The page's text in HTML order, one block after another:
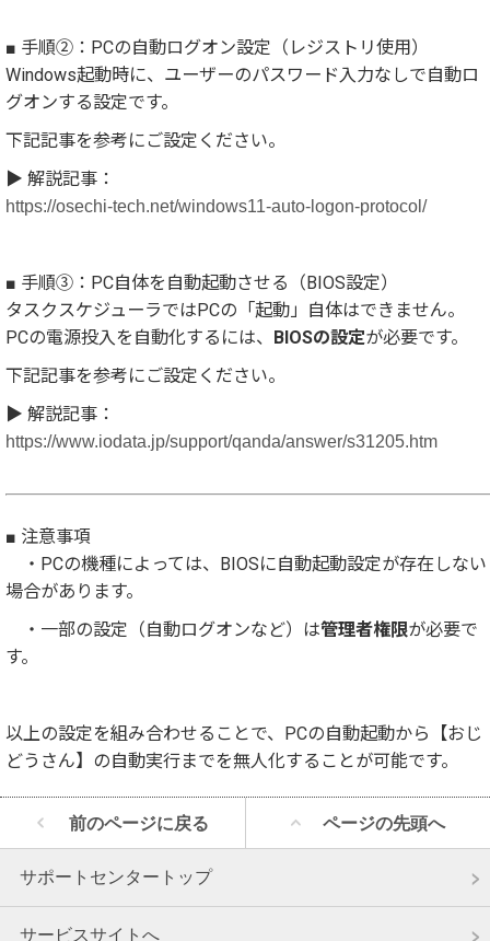
■ 手順②：PCの自動ログオン設定（レジストリ使用）
Windows起動時に、ユーザーのパスワード入力なしで自動ロ
グオンする設定です。
下記記事を参考にご設定ください。
▶ 解説記事：
https://osechi-tech.net/windows11-auto-logon-protocol/
■ 手順③：PC自体を自動起動させる（BIOS設定）
タスクスケジューラではPCの「起動」自体はできません。
PCの電源投入を自動化するには、 BIOSの設定が必要です。
下記記事を参考にご設定ください。
▶ 解説記事：
https://www.iodata.jp/support/qanda/answer/s31205.htm
■ 注意事項
・PCの機種によっては、BIOSに自動起動設定が存在しない
場合があります。
・一部の設定（自動ログオンなど）は管理者権限が必要で
す。
以上の設定を組み合わせることで、PCの自動起動から【おじ
どうさん】の自動実行までを無人化することが可能です。
前のページに戻る ページの先頭へ
サポートセンタートップ
サービスサイトへ